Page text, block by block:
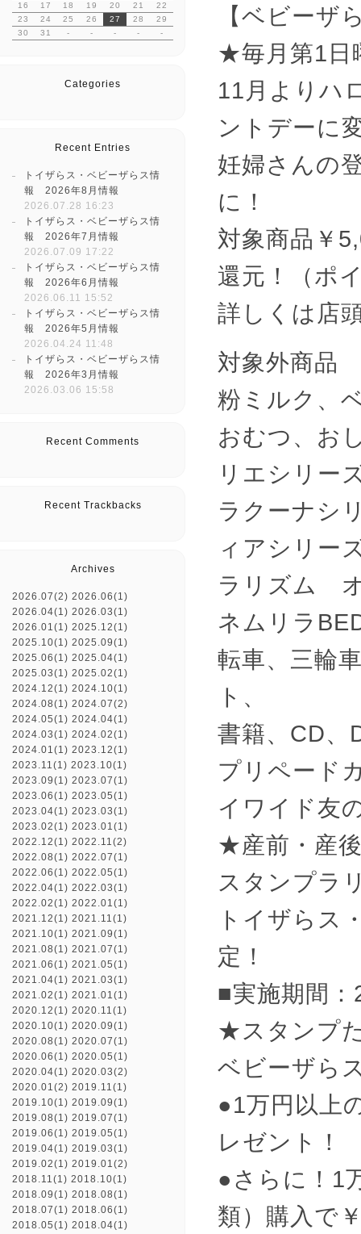
【ベビーザ
★毎月第1日
11月よりハ
ントデーに
妊婦さんの
に！
対象商品￥
還元！（ポ
詳しくは店
対象外商品
粉ミルク、
おむつ、お
リエシリー
ラクーナシ
ィアシリー
ラリズム
ネムリラ
転車、三輪
ト、
書籍、CD、
プリペード
イワイド友
★産前・産
スタンプラ
トイザらス
定！
■実施期間
★スタンプ
ベビーザら
●1万円以上
レゼント！
●さらに！1
類）購入で
16
17 18 19 20 21
22
23
24 25 26 27 28
29
30
31 - - - - -
Categories
Recent Entries
トイザらス・ベビーザらス情
報 2026年8月情報
2026.07.28 16:23
トイザらス・ベビーザらス情
報 2026年7月情報
2026.07.09 17:22
トイザらス・ベビーザらス情
報 2026年6月情報
2026.06.11 15:52
トイザらス・ベビーザらス情
報 2026年5月情報
2026.04.24 11:48
トイザらス・ベビーザらス情
報 2026年3月情報
2026.03.06 15:58
Recent Comments
Recent Trackbacks
Archives
2026.07(2) 2026.06(1)
2026.04(1) 2026.03(1)
2026.01(1) 2025.12(1)
2025.10(1) 2025.09(1)
2025.06(1) 2025.04(1)
2025.03(1) 2025.02(1)
2024.12(1) 2024.10(1)
2024.08(1) 2024.07(2)
2024.05(1) 2024.04(1)
2024.03(1) 2024.02(1)
2024.01(1) 2023.12(1)
2023.11(1) 2023.10(1)
2023.09(1) 2023.07(1)
2023.06(1) 2023.05(1)
2023.04(1) 2023.03(1)
2023.02(1) 2023.01(1)
2022.12(1) 2022.11(2)
2022.08(1) 2022.07(1)
2022.06(1) 2022.05(1)
2022.04(1) 2022.03(1)
2022.02(1) 2022.01(1)
2021.12(1) 2021.11(1)
2021.10(1) 2021.09(1)
2021.08(1) 2021.07(1)
2021.06(1) 2021.05(1)
2021.04(1) 2021.03(1)
2021.02(1) 2021.01(1)
2020.12(1) 2020.11(1)
2020.10(1) 2020.09(1)
2020.08(1) 2020.07(1)
2020.06(1) 2020.05(1)
2020.04(1) 2020.03(2)
2020.01(2) 2019.11(1)
2019.10(1) 2019.09(1)
2019.08(1) 2019.07(1)
2019.06(1) 2019.05(1)
2019.04(1) 2019.03(1)
2019.02(1) 2019.01(2)
2018.11(1) 2018.10(1)
2018.09(1) 2018.08(1)
2018.07(1) 2018.06(1)
2018.05(1) 2018.04(1)